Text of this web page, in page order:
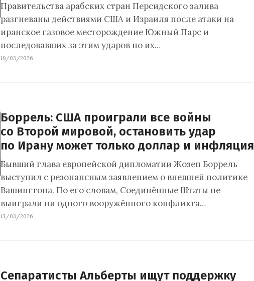
Правительства арабских стран Персидского залива
разгневаны действиями США и Израиля после атаки на
иранское газовое месторождение Южный Парс и
последовавших за этим ударов по их…
19/03/2026
Боррель: США проиграли все войны
со Второй мировой, остановить удар
по Ирану может только доллар и инфляция
Бывший глава европейской дипломатии Жозеп Боррель
выступил с резонансным заявлением о внешней политике
Вашингтона. По его словам, Соединённые Штаты не
выиграли ни одного вооружённого конфликта…
13/03/2026
Сепаратисты Альберты ищут поддержку